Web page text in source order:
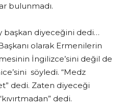
bulunmadı.
başkan diyeceğini dedi…
olarak Ermenilerin
İngilizce’sini değil de
söyledi. “Medz
dedi. Zaten diyeceği
dedi.